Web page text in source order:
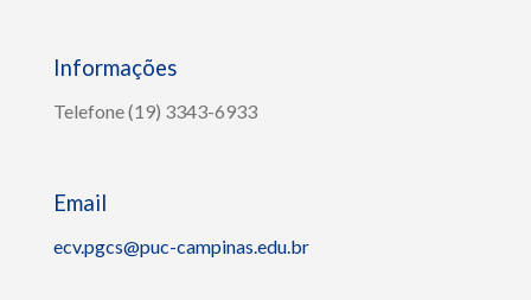
Informações
Telefone (19) 3343-6933
Email
ecv.pgcs@puc-campinas.edu.br